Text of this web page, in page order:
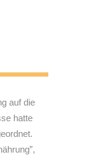
auf die
hatte